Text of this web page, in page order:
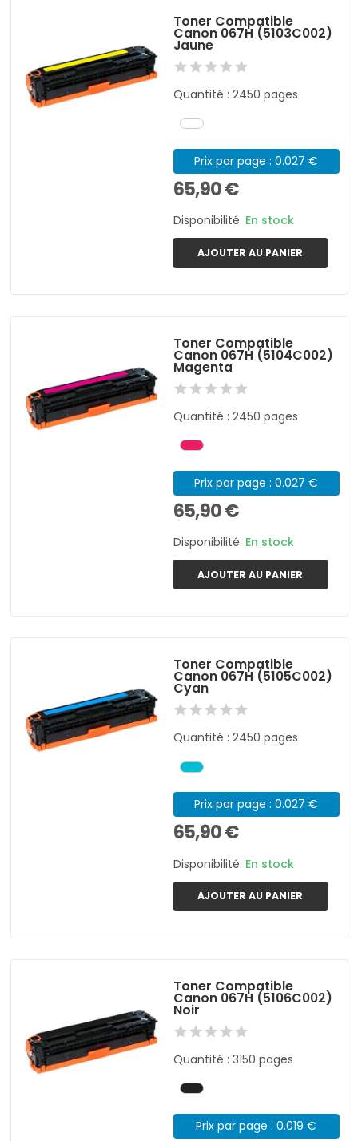
Toner Compatible
Canon 067H (5103C002)
Jaune
Quantité : 2450 pages
Prix par page : 0.027 €
65,90 €
Disponibilité: En stock
AJOUTER AU PANIER
Toner Compatible
Canon 067H (5104C002)
Magenta
Quantité : 2450 pages
Prix par page : 0.027 €
65,90 €
Disponibilité: En stock
AJOUTER AU PANIER
Toner Compatible
Canon 067H (5105C002)
Cyan
Quantité : 2450 pages
Prix par page : 0.027 €
65,90 €
Disponibilité: En stock
AJOUTER AU PANIER
Toner Compatible
Canon 067H (5106C002)
Noir
Quantité : 3150 pages
Prix par page : 0.019 €